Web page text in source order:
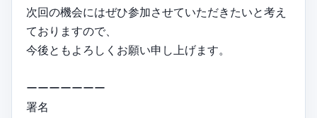
次回の機会にはぜひ参加させていただきたいと考え
ておりますので、
今後ともよろしくお願い申し上げます。
ーーーーーーー
署名